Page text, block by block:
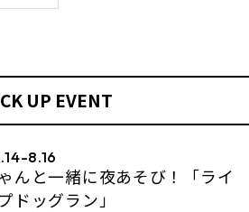
UP EVENT
8.16
んと一緒に夜あそび！「ライ
ドッグラン」